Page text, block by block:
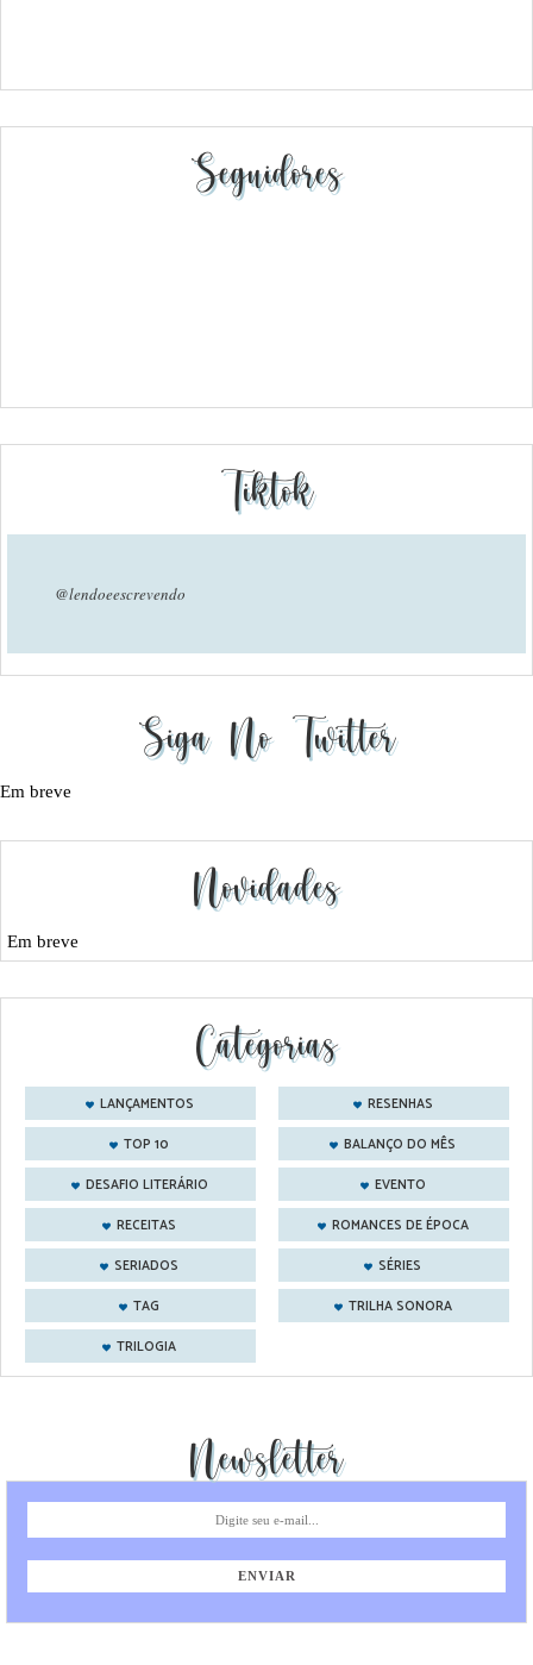
Seguidores
Tiktok
@lendoeescrevendo
Siga No Twitter
Em breve
Novidades
Em breve
Categorias
LANÇAMENTOS
RESENHAS
TOP 10
BALANÇO DO MÊS
DESAFIO LITERÁRIO
EVENTO
RECEITAS
ROMANCES DE ÉPOCA
SERIADOS
SÉRIES
TAG
TRILHA SONORA
TRILOGIA
Newsletter